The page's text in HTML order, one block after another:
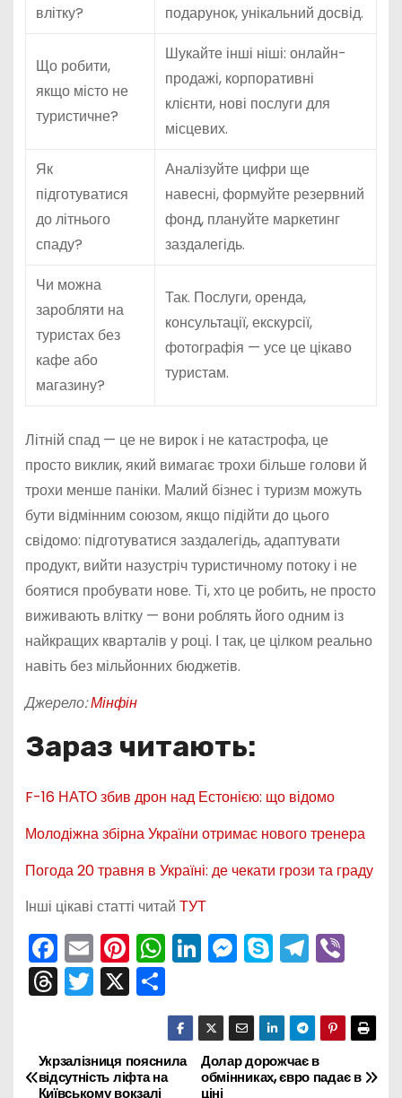
влітку?
подарунок, унікальний досвід.
Що робити,
якщо місто не
туристичне?
Шукайте інші ніші: онлайн-
продажі, корпоративні
клієнти, нові послуги для
місцевих.
Як
підготуватися
до літнього
спаду?
Аналізуйте цифри ще
навесні, формуйте резервний
фонд, плануйте маркетинг
заздалегідь.
Чи можна
заробляти на
туристах без
кафе або
магазину?
Так. Послуги, оренда,
консультації, екскурсії,
фотографія — усе це цікаво
туристам.
Літній спад — це не вирок і не катастрофа, це
просто виклик, який вимагає трохи більше голови й
трохи менше паніки. Малий бізнес і туризм можуть
бути відмінним союзом, якщо підійти до цього
свідомо: підготуватися заздалегідь, адаптувати
продукт, вийти назустріч туристичному потоку і не
боятися пробувати нове. Ті, хто це робить, не просто
виживають влітку — вони роблять його одним із
найкращих кварталів у році. І так, це цілком реально
навіть без мільйонних бюджетів.
Джерело:Мінфін
Зараз читають:
F-16 НАТО збив дрон над Естонією: що відомо
Молодіжна збірна України отримає нового тренера
Погода 20 травня в Україні: де чекати грози та граду
Інші цікаві статті читай ТУТ
F
a
c
b
E
m
ai
Pi
nt
er
st
W
h
a
ts
A
Li
k
e
dI
M
s
s
e
S
y
p
e
T
e
gr
a
Vi
er
T
a
T
er
X П
о
ді
л
Н
Долар дорожчає в
обмінниках, євро падає в
ціні
Укрзалізниця пояснила
відсутність ліфта на
Київському вокзалі